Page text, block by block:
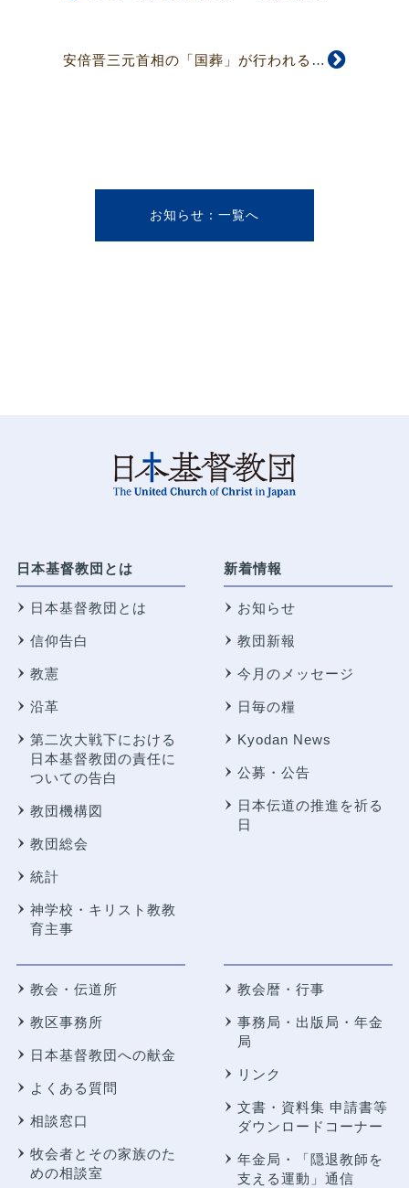
安倍晋三元首相の「国葬」が行われることを憂慮し、撤回を求める声明
お知らせ
日本基督教団とは
日本基督教団とは
信仰告白
教憲
沿革
第二次大戦下における
日本基督教団の責任に
ついての告白
教団機構図
教団総会
統計
神学校・キリスト教教
育主事
新着情報
お知らせ
教団新報
今月のメッセージ
日毎の糧
Kyodan News
公募・公告
日本伝道の推進を祈る
日
教会・伝道所
教区事務所
日本基督教団への献金
よくある質問
相談窓口
牧会者とその家族のた
めの相談室
教会暦・行事
事務局・出版局・年金
局
リンク
文書・資料集 申請書等
ダウンロードコーナー
年金局・
「隠退教師を
支える運動」通信